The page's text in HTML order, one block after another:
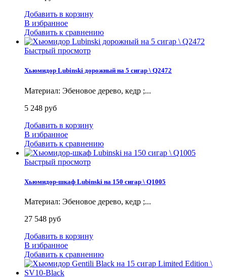
Добавить в корзину
В избранное
Добавить к сравнению
Быстрый просмотр
Хьюмидор Lubinski дорожный на 5 сигар \ Q2472
Материал: Эбеновое дерево, кедр ;...
5 248 руб
Добавить в корзину
В избранное
Добавить к сравнению
Быстрый просмотр
Хьюмидор-шкаф Lubinski на 150 сигар \ Q1005
Материал: Эбеновое дерево, кедр ;...
27 548 руб
Добавить в корзину
В избранное
Добавить к сравнению